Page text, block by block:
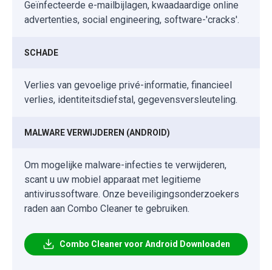
Geïnfecteerde e-mailbijlagen, kwaadaardige online
advertenties, social engineering, software-'cracks'.
SCHADE
Verlies van gevoelige privé-informatie, financieel
verlies, identiteitsdiefstal, gegevensversleuteling.
MALWARE VERWIJDEREN (ANDROID)
Om mogelijke malware-infecties te verwijderen,
scant u uw mobiel apparaat met legitieme
antivirussoftware. Onze beveiligingsonderzoekers
raden aan Combo Cleaner te gebruiken.
Combo Cleaner voor Android Downloaden